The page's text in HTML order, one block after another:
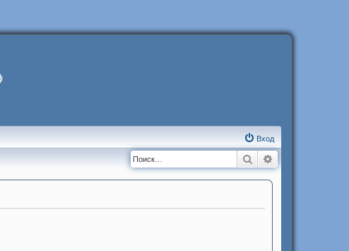
Вход
Поиск